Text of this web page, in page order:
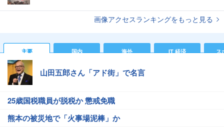
画像アクセスランキングをもっと見る
主要 国内 海外 IT 経済 ス
山田五郎さん「アド街」で名言
25歳国税職員が脱税か 懲戒免職
熊本の被災地で「火事場泥棒」か